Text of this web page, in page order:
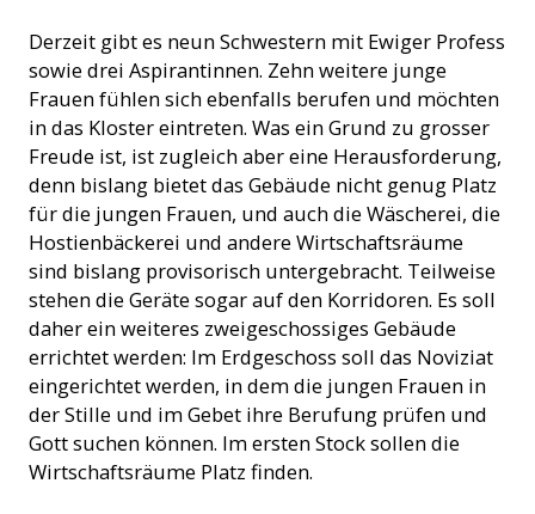
Derzeit gibt es neun Schwestern mit Ewiger Profess
sowie drei Aspirantinnen. Zehn weitere junge
Frauen fühlen sich ebenfalls berufen und möchten
in das Kloster eintreten. Was ein Grund zu grosser
Freude ist, ist zugleich aber eine Herausforderung,
denn bislang bietet das Gebäude nicht genug Platz
für die jungen Frauen, und auch die Wäscherei, die
Hostienbäckerei und andere Wirtschaftsräume
sind bislang provisorisch untergebracht. Teilweise
stehen die Geräte sogar auf den Korridoren. Es soll
daher ein weiteres zweigeschossiges Gebäude
errichtet werden: Im Erdgeschoss soll das Noviziat
eingerichtet werden, in dem die jungen Frauen in
der Stille und im Gebet ihre Berufung prüfen und
Gott suchen können. Im ersten Stock sollen die
Wirtschaftsräume Platz finden.